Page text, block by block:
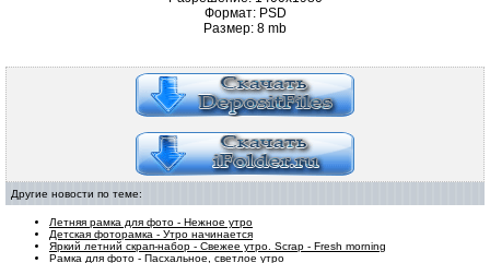
Формат: PSD
Размер: 8 mb
Другие новости по теме:
Летняя рамка для фото - Нежное утро
Детская фоторамка - Утро начинается
Яркий летний скрап-набор - Свежее утро. Scrap - Fresh morning
Рамка для фото - Пасхальное, светлое утро